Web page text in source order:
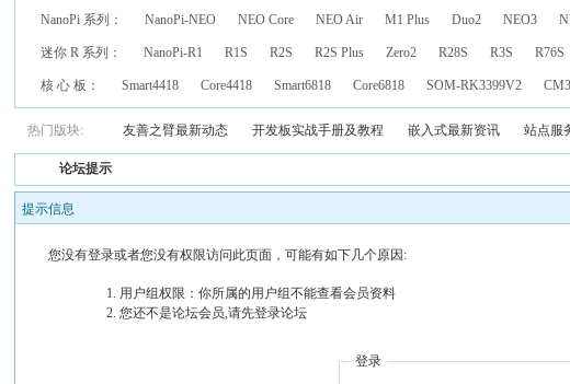
NanoPi 系列： NanoPi-NEO NEO Core NEO Air M1 Plus Duo2 NEO3
迷你 R 系列： NanoPi-R1 R1S R2S R2S Plus Zero2 R28S R3S R76S
核 心 板： Smart4418 Core4418 Smart6818 Core6818 SOM-RK3399V2
热门版块: 友善之臂最新动态 开发板实战手册及教程 嵌入式最新资讯 站点服
论坛提示
提示信息
您没有登录或者您没有权限访问此页面，可能有如下几个原因:
用户组权限：你所属的用户组不能查看会员资料
您还不是论坛会员,请先登录论坛
登录